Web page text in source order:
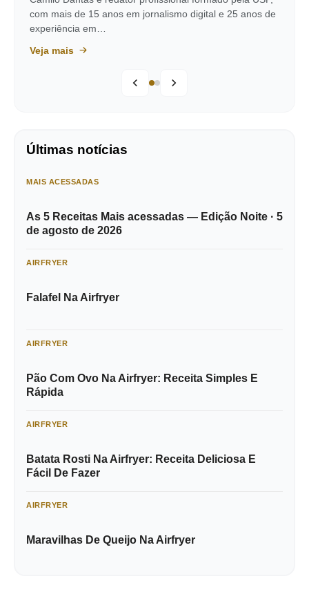
com mais de 15 anos em jornalismo digital e 25 anos de
experiência em…
Veja mais
Últimas notícias
MAIS ACESSADAS
As 5 Receitas Mais acessadas — Edição Noite · 5
de agosto de 2026
AIRFRYER
Falafel Na Airfryer
AIRFRYER
Pão Com Ovo Na Airfryer: Receita Simples E
Rápida
AIRFRYER
Batata Rosti Na Airfryer: Receita Deliciosa E
Fácil De Fazer
AIRFRYER
Maravilhas De Queijo Na Airfryer